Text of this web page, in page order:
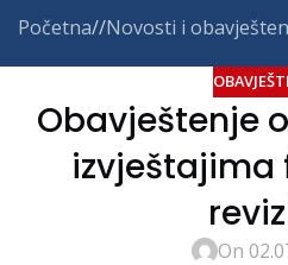
Početna/ Novosti i
Obavještenje
izvještajima
On